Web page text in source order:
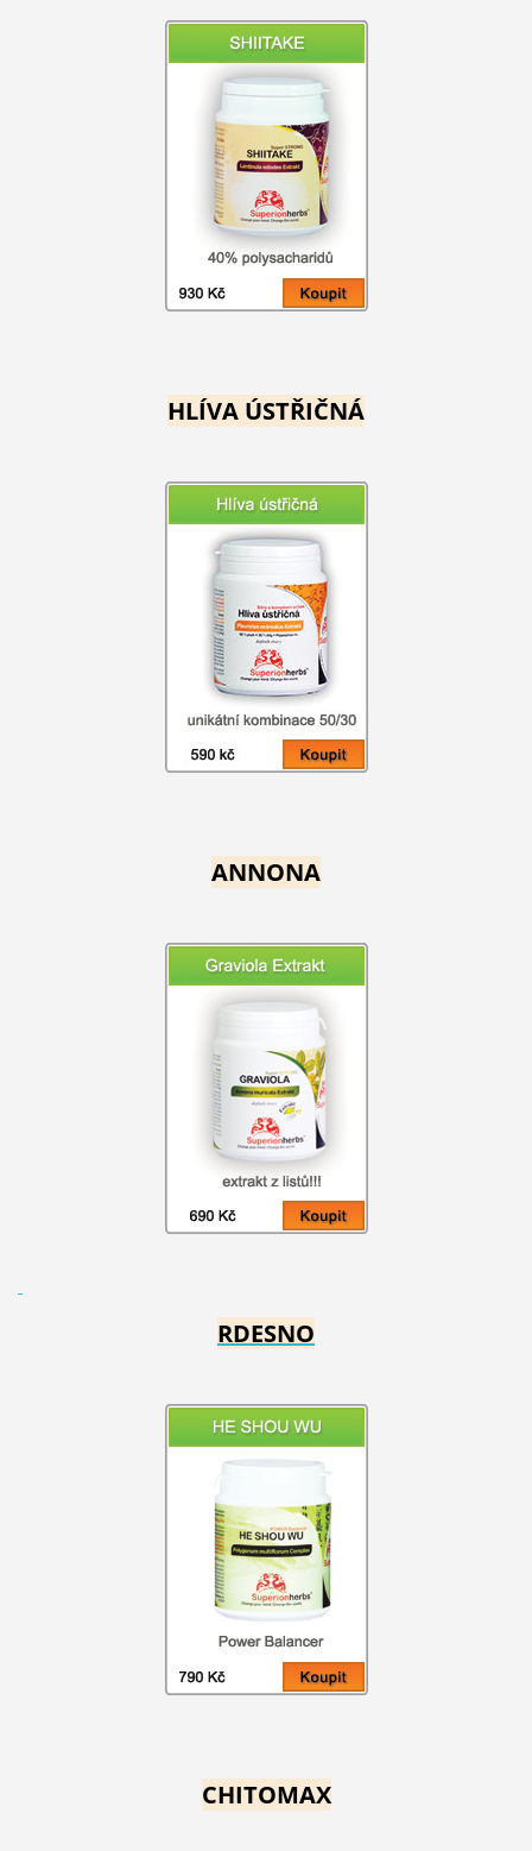
HLÍVA ÚSTŘIČNÁ
ANNONA
RDESNO
CHITOMAX